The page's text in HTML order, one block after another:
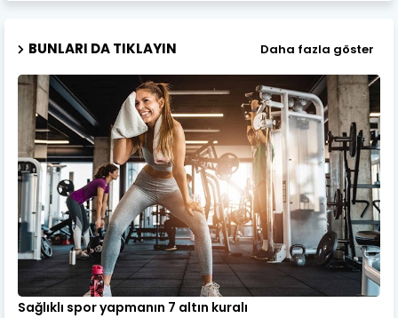
BUNLARI DA TIKLAYIN Daha fazla göster
Sağlıklı spor yapmanın 7 altın kuralı